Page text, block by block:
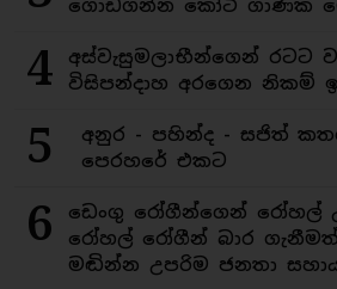
ගොඩගන්න කෝටි ගාණක
4
අස්වැසුමලාභීන්ගෙන් රටට
විසිපන්දාහ අරගෙන නිකම්
5
අනුර - පහින්ද - සජිත්
පෙරහරේ එකට
6
ඩෙංගු රෝගීන්ගෙන් රෝහල්
රෝහල් රෝගීන් බාර
මඬින්න උපරිම ජනතා